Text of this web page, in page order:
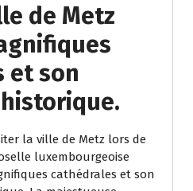
de Metz
et son
la ville de Metz lors de
luxembourgeoise
cathédrales et son